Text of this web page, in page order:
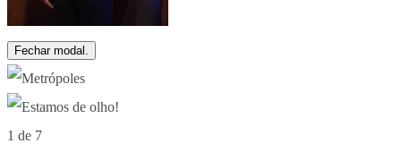
Fechar modal.
1 de 7